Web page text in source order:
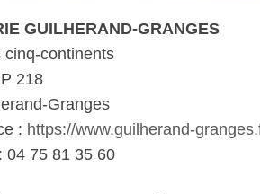
GUILHERAND-GRANGES
cinq-continents
218
Granges
: https://www.guilherand-
04 75 81 35 60